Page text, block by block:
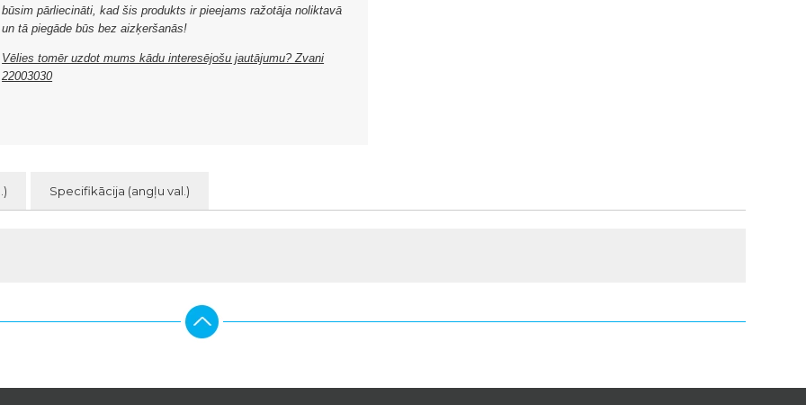
būsim pārliecināti, kad šis produkts ir pieejams ražotāja noliktavā
un tā piegāde būs bez aizķeršanās!
Vēlies tomēr uzdot mums kādu interesējošu jautājumu? Zvani
22003030
Specifikācija (angļu val.)